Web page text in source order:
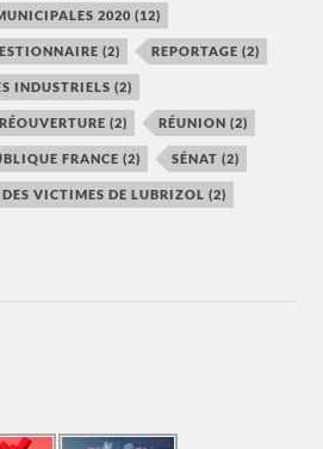
2020 (12)
(2) REPORTAGE (2)
INDUSTRIELS (2)
RÉOUVERTURE (2) RÉUNION (2)
FRANCE (2) SÉNAT (2)
VICTIMES DE LUBRIZOL (2)